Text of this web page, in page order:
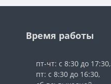
Время работы
пт-чт: с 8:30 до 17:30,
пт: с 8:30 до 16:30,